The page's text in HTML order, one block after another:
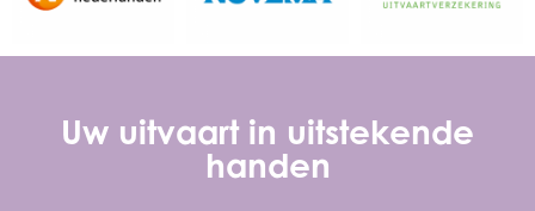
Uw uitvaart in uitstekende
handen